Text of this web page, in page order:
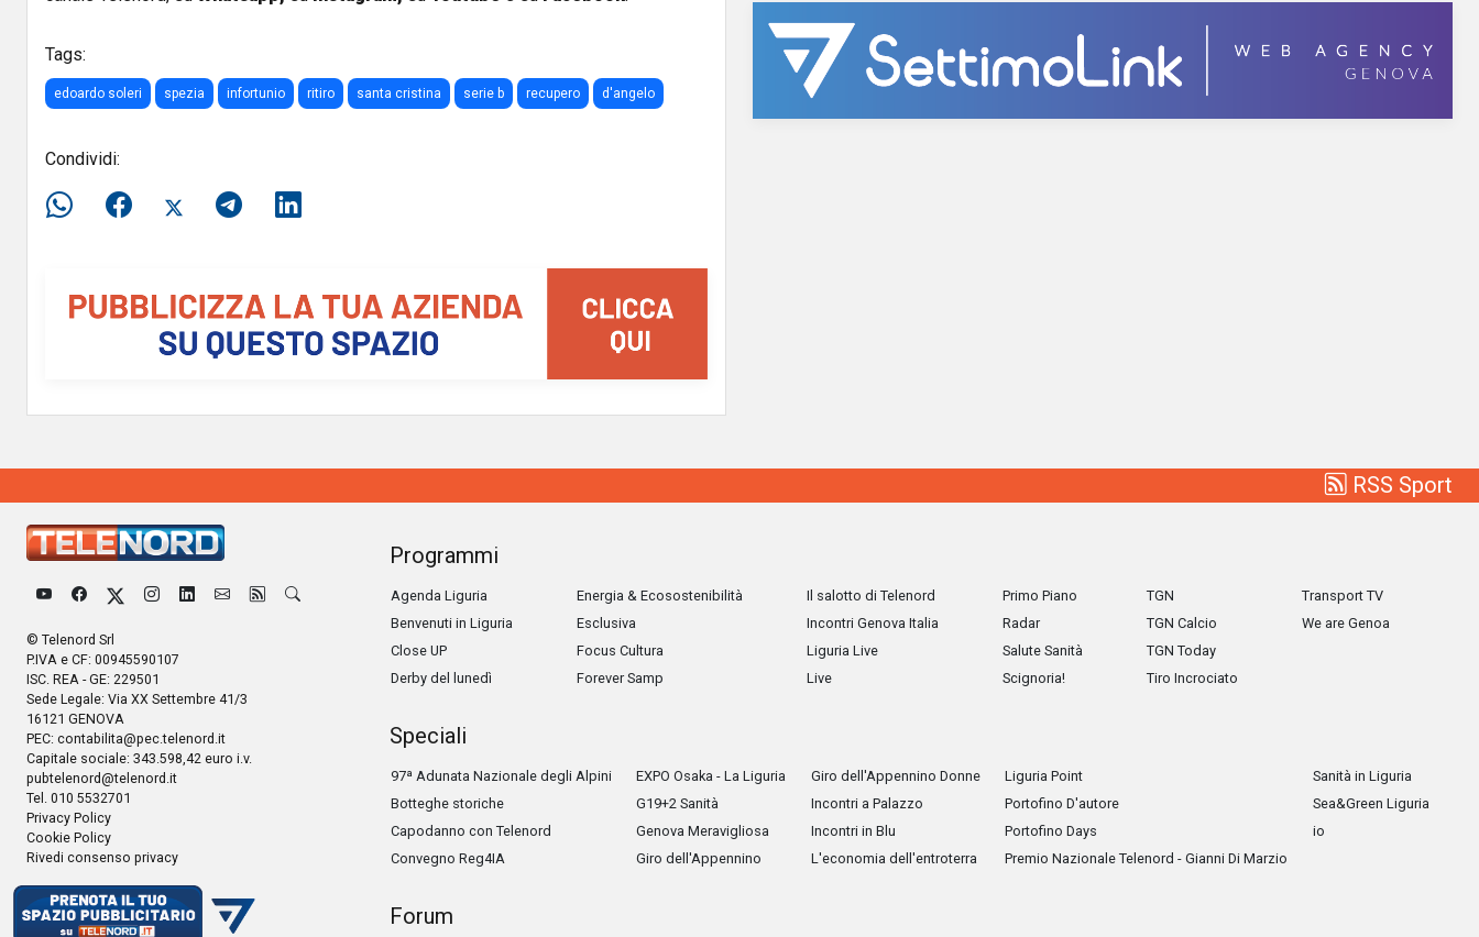
Tags:
edoardo soleri spezia infortunio ritiro santa cristina serie b recupero d'angelo
Condividi:
RSS Sport
© Telenord Srl
P.IVA e CF: 00945590107
ISC. REA - GE: 229501
Sede Legale: Via XX Settembre 41/3
16121 GENOVA
PEC: contabilita@pec.telenord.it
Capitale sociale: 343.598,42 euro i.v.
pubtelenord@telenord.it
Tel. 010 5532701
Privacy Policy
Cookie Policy
Rivedi consenso privacy
Programmi
Agenda Liguria
Benvenuti in Liguria
Close UP
Derby del lunedì
Energia & Ecosostenibilità
Esclusiva
Focus Cultura
Forever Samp
Il salotto di Telenord
Incontri Genova Italia
Liguria Live
Live
Primo Piano
Radar
Salute Sanità
Scignoria!
TGN
TGN Calcio
TGN Today
Tiro Incrociato
Transport TV
We are Genoa
Speciali
97ª Adunata Nazionale degli Alpini
Botteghe storiche
Capodanno con Telenord
Convegno Reg4IA
EXPO Osaka - La Liguria
G19+2 Sanità
Genova Meravigliosa
Giro dell'Appennino
Giro dell'Appennino Donne
Incontri a Palazzo
Incontri in Blu
L'economia dell'entroterra
Liguria Point
Portofino D'autore
Portofino Days
Premio Nazionale Telenord - Gianni Di Marzio
Sanità in Liguria
Sea&Green Liguria
io
Forum